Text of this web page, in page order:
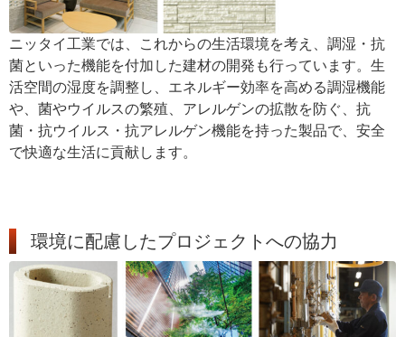
ニッタイ工業では、これからの生活環境を考え、調湿・抗
菌といった機能を付加した建材の開発も行っています。生
活空間の湿度を調整し、エネルギー効率を高める調湿機能
や、菌やウイルスの繁殖、アレルゲンの拡散を防ぐ、抗
菌・抗ウイルス・抗アレルゲン機能を持った製品で、安全
で快適な生活に貢献します。
環境に配慮したプロジェクトへの協力